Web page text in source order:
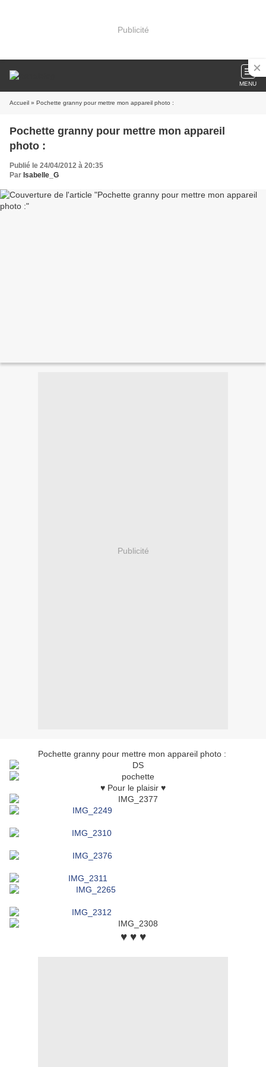
Publicité
MENU
Accueil » Pochette granny pour mettre mon appareil photo :
Pochette granny pour mettre mon appareil
photo :
Publié le 24/04/2012 à 20:35
Par Isabelle_G
Publicité
Pochette granny pour mettre mon appareil photo :
♥ Pour le plaisir ♥
♥ ♥ ♥